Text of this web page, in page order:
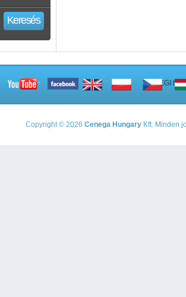
Keresés
A PEGI
Copyright © 2026 Cenega Hungary Kft. Minden